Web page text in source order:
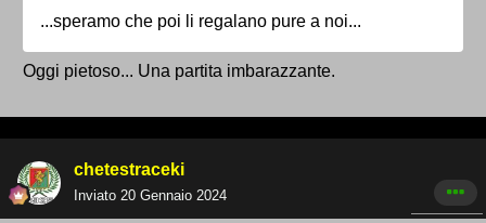
...speramo che poi li regalano pure a noi...
Oggi pietoso... Una partita imbarazzante.
chetestraceki
Inviato 20 Gennaio 2024